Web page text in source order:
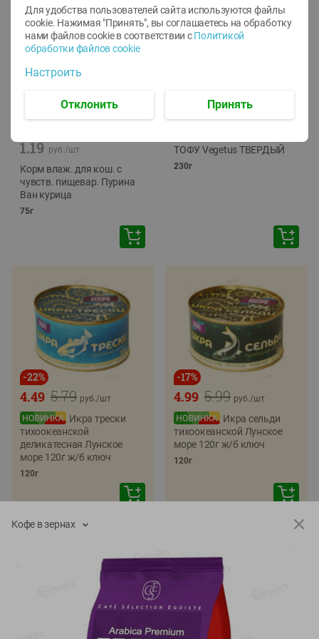
1.19 руб./шт
Корм влаж. для кош. с
чувств. пищевар. Пурина
Ван курица
75г
ТОФУ Vegetus ТВЕРДЫЙ
230г
-22%
5.79
4.49 руб./шт
Икра трески
тихоокеанской
деликатесная Лунское
море 120г ж/б ключ
120г
-17%
5.99
4.99 руб./шт
Икра сельди
тихоокеанской Лунское
море 120г ж/б ключ
120г
Кофе в зернах
Для удобства пользователей сайта используются файлы
cookie. Нажимая "Принять", вы соглашаетесь на обработку
нами файлов cookie в соответствии с Политикой
обработки файлов cookie
Настроить
Отклонить Принять